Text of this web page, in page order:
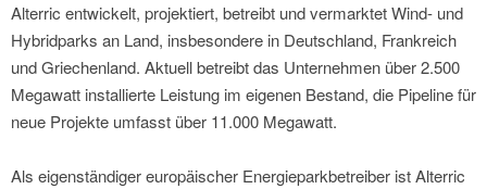
Alterric entwickelt, projektiert, betreibt und vermarktet Wind- und
Hybridparks an Land, insbesondere in Deutschland, Frankreich
und Griechenland. Aktuell betreibt das Unternehmen über 2.500
Megawatt installierte Leistung im eigenen Bestand, die Pipeline für
neue Projekte umfasst über 11.000 Megawatt.
Als eigenständiger europäischer Energieparkbetreiber ist Alterric